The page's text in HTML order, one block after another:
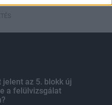
jelent az 5. blokk új
a felülvizsgálat